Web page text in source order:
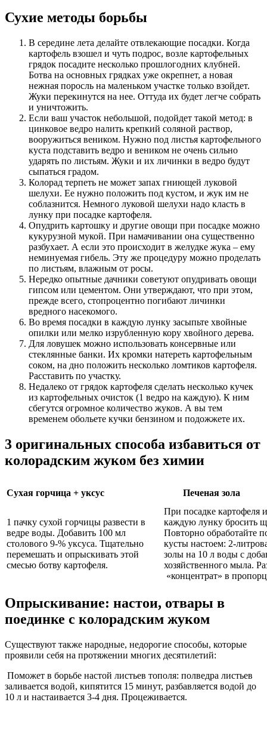
Сухие методы борьбы
В середине лета делайте отвлекающие посадки. Когда
картофель взошел и чуть подрос, возле картофельных
грядок посадите несколько прошлогодних клубней.
Ботва на основных грядках уже окрепнет, а новая
нежная поросль на маленьком участке только взойдет.
Жуки перекинутся на нее. Оттуда их будет легче собрать
и уничтожить.
Если ваш участок небольшой, подойдет такой метод: в
цинковое ведро налить крепкий соляной раствор,
вооружиться веником. Нужно под листья картофельного
куста подставить ведро и веником не очень сильно
ударять по листьям. Жуки и их личинки в ведро будут
сыпаться градом.
Колорад терпеть не может запах гниющей луковой
шелухи. Ее нужно положить под кустом, и жук им не
соблазнится. Немного луковой шелухи надо класть в
лунку при посадке картофеля.
Опудрить картошку и другие овощи при посадке можно
кукурузной мукой. При намачивании она существенно
разбухает. А если это происходит в желудке жука – ему
неминуемая гибель. Эту же процедуру можно проделать
по листьям, влажным от росы.
Нередко опытные дачники советуют опудривать овощи
гипсом или цементом. Они утверждают, что при этом,
прежде всего, стопроцентно погибают личинки
вредного насекомого.
Во время посадки в каждую лунку засыпьте хвойные
опилки или мелко изрубленную кору хвойного дерева.
Для ловушек можно использовать консервные или
стеклянные банки. Их кромки натереть картофельным
соком, на дно положить несколько ломтиков картофеля.
Расставить по участку.
Недалеко от грядок картофеля сделать несколько кучек
из картофельных очисток (1 ведро на каждую). К ним
сбегутся огромное количество жуков. А вы тем
временем обольете кучки бензином и подожжете их.
3 оригинальных способа избавиться от
колорадским жуком без химии
Сухая горчица + уксус Печеная зола
1 пачку сухой горчицы развести в
ведре воды. Добавить 100 мл
столового 9-% уксуса. Тщательно
перемешать и опрыскивать этой
смесью ботву картофеля.
При посадке картофеля
каждую лунку бросить
Повторно обработайте
кусты настоем: 2-
золы на 10 л воды с
хозяйственного мыла.
«концентрат» в
Опрыскивание: настои, отвары в
поединке с колорадским жуком
Существуют также народные, недорогие способы, которые
проявили себя на протяжении многих десятилетий:
Поможет в борьбе настой листьев тополя: полведра листьев
заливается водой, кипятится 15 минут, разбавляется водой до
10 л и настаивается 3-4 дня. Процеживается.